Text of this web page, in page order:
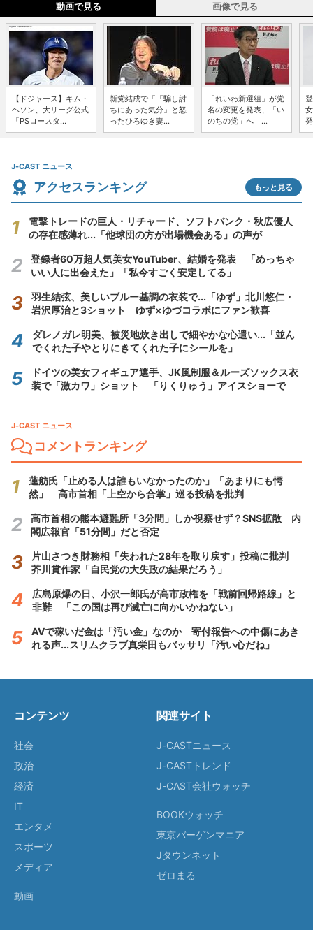
動画で見る 画像で見る
【ドジャース】キム・
ヘソン、大リーグ公式
「PSロースタ...
新党結成で「「騙し討
ちにあった気分」と怒
ったひろゆき妻...
「れいわ新選組」が党
名の変更を発表、「い
のちの党」へ ...
J-CAST ニュース
アクセスランキング もっと見る
電撃トレードの巨人・リチャード、ソフトバンク・秋広優人
の存在感薄れ...「他球団の方が出場機会ある」の声が
登録者60万超人気美女YouTuber、結婚を発表 「めっちゃ
いい人に出会えた」「私今すごく安定してる」
羽生結弦、美しいブルー基調の衣装で...「ゆず」北川悠仁・
岩沢厚治と3ショット ゆず×ゆづコラボにファン歓喜
ダレノガレ明美、被災地炊き出しで細やかな心遣い...「並ん
でくれた子やとりにきてくれた子にシールを」
ドイツの美女フィギュア選手、JK風制服＆ルーズソックス衣
装で「激カワ」ショット 「りくりゅう」アイスショーで
J-CAST ニュース
コメントランキング
蓮舫氏「止める人は誰もいなかったのか」「あまりにも愕
然」 高市首相「上空から合掌」巡る投稿を批判
高市首相の熊本避難所「3分間」しか視察せず？SNS拡散 内
閣広報官「51分間」だと否定
片山さつき財務相「失われた28年を取り戻す」投稿に批判
芥川賞作家「自民党の大失政の結果だろう」
広島原爆の日、小沢一郎氏が高市政権を「戦前回帰路線」と
非難 「この国は再び滅亡に向かいかねない」
AVで稼いだ金は「汚い金」なのか 寄付報告への中傷にあき
れる声...スリムクラブ真栄田もバッサリ「汚い心だね」
コンテンツ
社会
政治
経済
IT
エンタメ
スポーツ
メディア
動画
関連サイト
J-CASTニュース
J-CASTトレンド
J-CAST会社ウォッチ
BOOKウォッチ
東京バーゲンマニア
Jタウンネット
ゼロまる